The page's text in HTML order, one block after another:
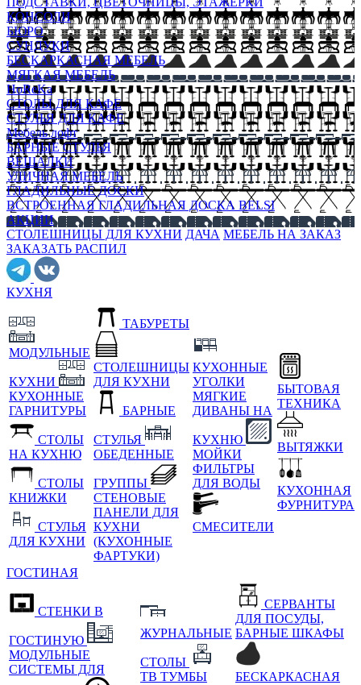
КОНСОЛИ
БЮРО
СУНДУКИ
БЕСКАРКАСНАЯ МЕБЕЛЬ
МЯГКАЯ МЕБЕЛЬ
HoReKa
СТОЛЫ ДЛЯ КАФЕ
СТУЛЬЯ ДЛЯ КАФЕ
Мебель лофт
БАРНЫЕ СТУЛЬЯ
ВЕШАЛКИ
УЛИЧНАЯ МЕБЕЛЬ
ГЛАДИЛЬНЫЕ ДОСКИ
ВСТРОЕННАЯ ГЛАДИЛЬНАЯ ДОСКА BELSI
АКЦИИ
СТОЛЕШНИЦЫ ДЛЯ КУХНИ ДАЧА МЕБЕЛЬ НА ЗАКАЗ
ЗАКАЗАТЬ РАСПИЛ
КУХНЯ
МОДУЛЬНЫЕ
КУХНИ
КУХОННЫЕ
ГАРНИТУРЫ
СТОЛЫ
НА КУХНЮ
СТОЛЫ
КНИЖКИ
СТУЛЬЯ
ДЛЯ КУХНИ
ТАБУРЕТЫ
СТОЛЕШНИЦЫ
ДЛЯ КУХНИ
БАРНЫЕ
СТУЛЬЯ
ОБЕДЕННЫЕ
ГРУППЫ
СТЕНОВЫЕ
ПАНЕЛИ ДЛЯ
КУХНИ
(КУХОННЫЕ
ФАРТУКИ)
КУХОННЫЕ
УГОЛКИ
МЯГКИЕ
ДИВАНЫ НА
КУХНЮ
МОЙКИ
ФИЛЬТРЫ
ДЛЯ ВОДЫ
СМЕСИТЕЛИ
БЫТОВАЯ
ТЕХНИКА
ВЫТЯЖКИ
КУХОННАЯ
ФУРНИТУРА
ГОСТИНАЯ
СТЕНКИ В
ГОСТИНУЮ
МОДУЛЬНЫЕ
СИСТЕМЫ ДЛЯ
ЖУРНАЛЬНЫЕ
СТОЛЫ
ТВ ТУМБЫ
СЕРВАНТЫ
ДЛЯ ПОСУДЫ,
БАРНЫЕ ШКАФЫ
БЕСКАРКАСНАЯ